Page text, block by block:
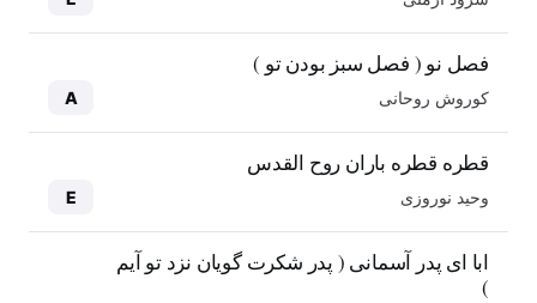
فصل نو ( فصل سبز بودن تو )
کوروش روحانی A
قطره قطره باران روح القدس
وحید نوروزی E
ابا ای پدر آسمانی ( پدر شکرت گویان نزد تو آیم
)